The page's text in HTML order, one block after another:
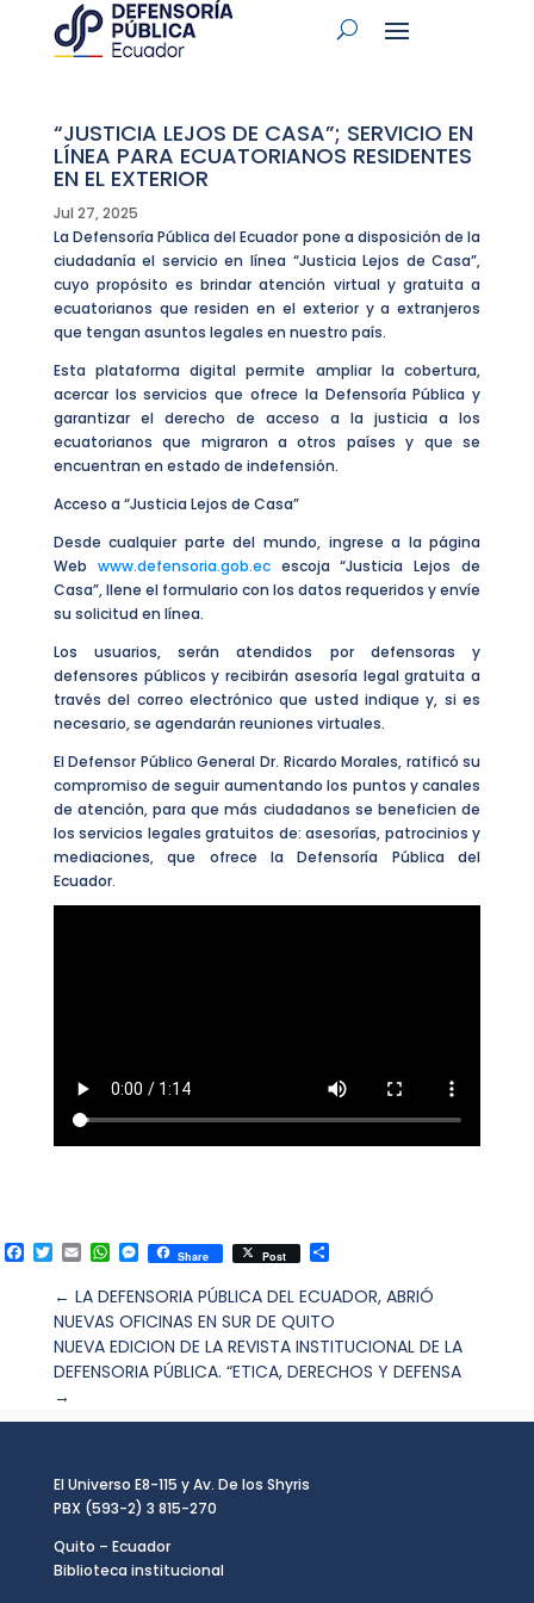
“JUSTICIA LEJOS DE CASA”; SERVICIO EN
LÍNEA PARA ECUATORIANOS RESIDENTES
EN EL EXTERIOR
Jul 27, 2025
La Defensoría Pública del Ecuador pone a disposición de la
ciudadanía el servicio en línea “Justicia Lejos de Casa”,
cuyo propósito es brindar atención virtual y gratuita a
ecuatorianos que residen en el exterior y a extranjeros
que tengan asuntos legales en nuestro país.
Esta plataforma digital permite ampliar la cobertura,
acercar los servicios que ofrece la Defensoría Pública y
garantizar el derecho de acceso a la justicia a los
ecuatorianos que migraron a otros países y que se
encuentran en estado de indefensión.
Acceso a “Justicia Lejos de Casa”
Desde cualquier parte del mundo, ingrese a la página
Web www.defensoria.gob.ecescoja “Justicia Lejos de
Casa”, llene el formulario con los datos requeridos y envíe
su solicitud en línea.
Los usuarios, serán atendidos por defensoras y
defensores públicos y recibirán asesoría legal gratuita a
través del correo electrónico que usted indique y, si es
necesario, se agendarán reuniones virtuales.
El Defensor Público General Dr. Ricardo Morales, ratificó su
compromiso de seguir aumentando los puntos y canales
de atención, para que más ciudadanos se beneficien de
los servicios legales gratuitos de: asesorías, patrocinios y
mediaciones, que ofrece la Defensoría Pública del
Ecuador.
a
T
w
t
t
e
r
m
a
i
l
W
h
a
t
s
A
p
p
M
e
s
s
e
n
g
e
Share Post
m
p
a
r
t
i
← LA DEFENSORIA PÚBLICA DEL ECUADOR, ABRIÓ
NUEVAS OFICINAS EN SUR DE QUITO
NUEVA EDICION DE LA REVISTA INSTITUCIONAL DE LA
DEFENSORIA PÚBLICA. “ETICA, DERECHOS Y DEFENSA
→
El Universo E8-115 y Av. De los Shyris
PBX (593-2) 3 815-270
Quito – Ecuador
Biblioteca institucional